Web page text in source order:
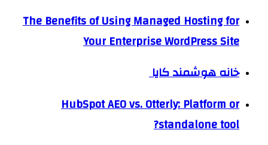
The Benefits of Using Managed Hosting for
Your Enterprise WordPress Site
خانه هوشمند کایا
HubSpot AEO vs. Otterly: Platform or
standalone tool?